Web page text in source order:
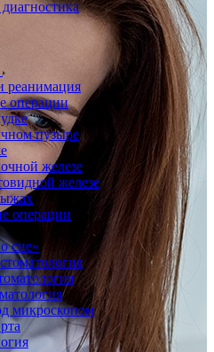
реанимация
операции
пузыре
железе
железе
операции
сне»
микроскопом